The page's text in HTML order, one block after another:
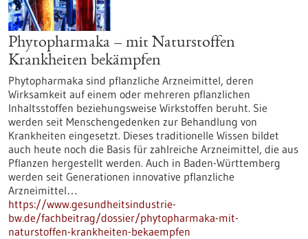
Phytopharmaka – mit Naturstoffen
Krankheiten bekämpfen
Phytopharmaka sind pflanzliche Arzneimittel, deren
Wirksamkeit auf einem oder mehreren pflanzlichen
Inhaltsstoffen beziehungsweise Wirkstoffen beruht. Sie
werden seit Menschengedenken zur Behandlung von
Krankheiten eingesetzt. Dieses traditionelle Wissen bildet
auch heute noch die Basis für zahlreiche Arzneimittel, die aus
Pflanzen hergestellt werden. Auch in Baden-Württemberg
werden seit Generationen innovative pflanzliche
Arzneimittel…
https://www.gesundheitsindustrie-
bw.de/fachbeitrag/dossier/phytopharmaka-mit-
naturstoffen-krankheiten-bekaempfen